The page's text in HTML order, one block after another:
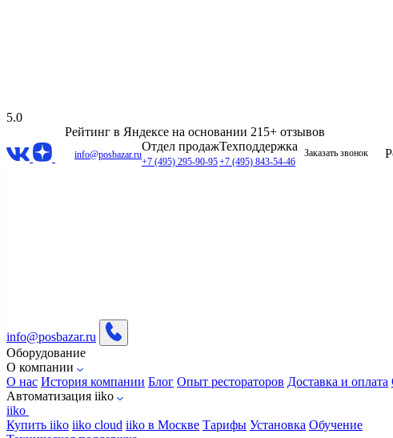
5.0
Рейтинг в Яндексе на основании 215+ отзывов
info@posbazar.ru
Отдел продаж
+7 (495) 295-90-95
Техподдержка
+7 (495) 843-54-46
Заказать звонок
info@posbazar.ru
Оборудование
О компании
О нас История компании Блог Опыт рестораторов Доставка и оплата
Автоматизация iiko
iiko
Купить iiko iiko cloud iiko в Москве Тарифы Установка Обучение